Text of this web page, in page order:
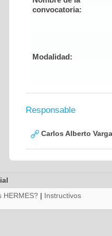
convocatoria:
Modalidad:
Responsable
Carlos Alberto
HERMES? | Instructivos